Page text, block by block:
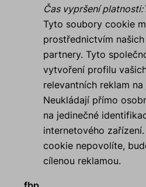
Čas vypršení platnosti:
Tyto soubory cookie
prostřednictvím
partnery. Tyto
vytvoření profilu
relevantních reklam
Neukládají přímo
na jedinečné
internetového
cookie nepovolíte,
cílenou reklamou.